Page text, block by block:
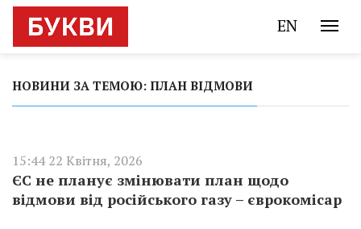
EN
НОВИНИ ЗА ТЕМОЮ: ПЛАН ВІДМОВИ
15:44 22 Квітня, 2026
ЄС не планує змінювати план щодо
відмови від російського газу – єврокомісар